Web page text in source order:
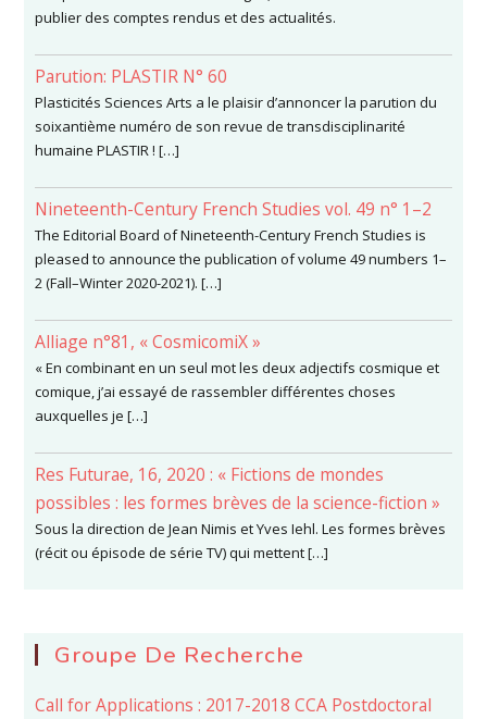
publier des comptes rendus et des actualités.
Parution: PLASTIR N° 60
Plasticités Sciences Arts a le plaisir d’annoncer la parution du
soixantième numéro de son revue de transdisciplinarité
humaine PLASTIR ! […]
Nineteenth-Century French Studies vol. 49 n° 1–2
The Editorial Board of Nineteenth-Century French Studies is
pleased to announce the publication of volume 49 numbers 1–
2 (Fall–Winter 2020-2021). […]
Alliage n°81, « CosmicomiX »
« En combinant en un seul mot les deux adjectifs cosmique et
comique, j’ai essayé de rassembler différentes choses
auxquelles je […]
Res Futurae, 16, 2020 : « Fictions de mondes
possibles : les formes brèves de la science-fiction »
Sous la direction de Jean Nimis et Yves Iehl. Les formes brèves
(récit ou épisode de série TV) qui mettent […]
Groupe De Recherche
Call for Applications : 2017-2018 CCA Postdoctoral